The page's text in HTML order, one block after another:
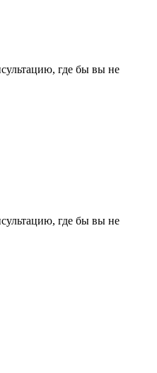
где бы вы не
где бы вы не